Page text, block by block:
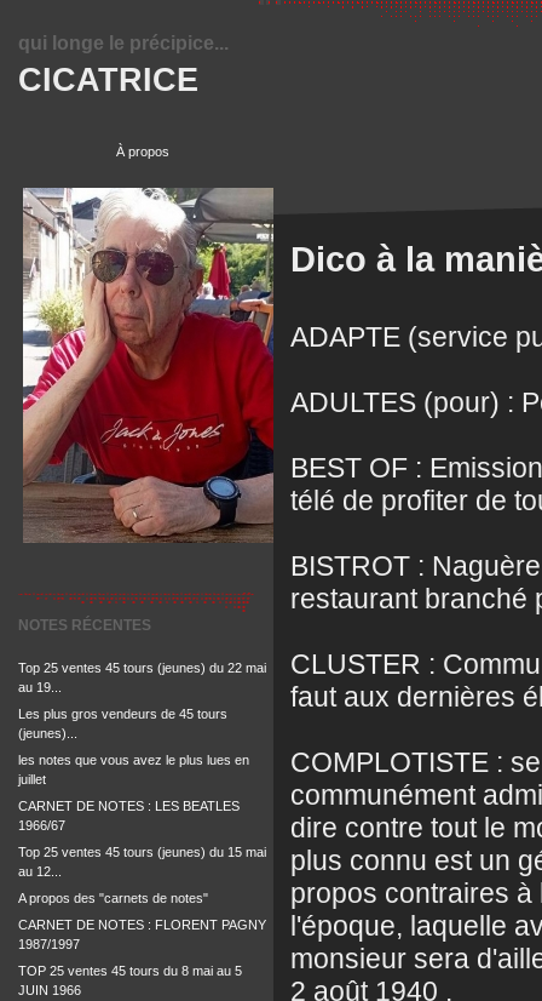
CICATRICE
qui longe le précipice...
À propos
NOTES RÉCENTES
Top 25 ventes 45 tours (jeunes) du 22 mai
au 19...
Les plus gros vendeurs de 45 tours
(jeunes)...
les notes que vous avez le plus lues en
juillet
CARNET DE NOTES : LES BEATLES
1966/67
Top 25 ventes 45 tours (jeunes) du 15 mai
au 12...
A propos des "carnets de notes"
CARNET DE NOTES : FLORENT PAGNY
1987/1997
TOP 25 ventes 45 tours du 8 mai au 5
JUIN 1966
Dico à la
ADAPTE (service
ADULTES (pour) :
BEST OF :
télé de profiter de
BISTROT :
restaurant branché
CLUSTER :
faut aux dernières
COMPLOTISTE :
communément
dire contre tout le
plus connu est un
propos contraires à
l'époque, laquelle
monsieur sera
2 août 1940 .